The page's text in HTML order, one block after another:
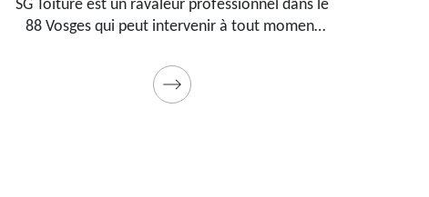
SG Toiture est un ravaleur professionnel dans le
88 Vosges qui peut intervenir à tout moment
pas cher pour ce faire